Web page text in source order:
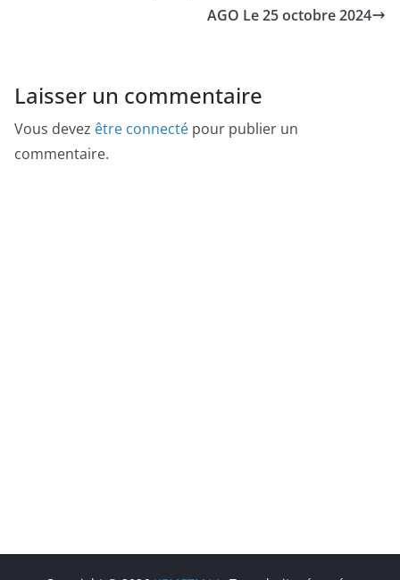
AGO Le 25 octobre 2024
Laisser un commentaire
Vous devez être connecté pour publier un
commentaire.